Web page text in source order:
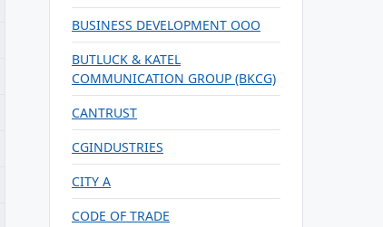
BUSINESS DEVELOPMENT OOO
BUTLUCK & KATEL
COMMUNICATION GROUP (BKCG)
CANTRUST
CGINDUSTRIES
CITY A
CODE OF TRADE